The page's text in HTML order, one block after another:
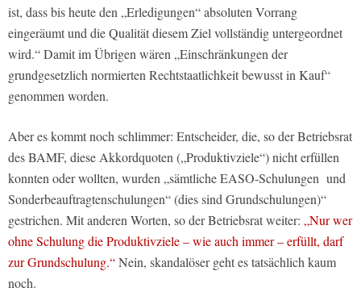
ist, dass bis heute den „Erledigungen“ absoluten Vorrang
eingeräumt und die Qualität diesem Ziel vollständig untergeordnet
wird.“ Damit im Übrigen wären „Einschränkungen der
grundgesetzlich normierten Rechtstaatlichkeit bewusst in Kauf“
genommen worden.
Aber es kommt noch schlimmer: Entscheider, die, so der Betriebsrat
des BAMF, diese Akkordquoten („Produktivziele“) nicht erfüllen
konnten oder wollten, wurden „sämtliche EASO-Schulungen und
Sonderbeauftragtenschulungen“ (dies sind Grundschulungen)“
gestrichen. Mit anderen Worten, so der Betriebsrat weiter: „Nur wer
ohne Schulung die Produktivziele – wie auch immer – erfüllt, darf
zur Grundschulung.“Nein, skandalöser geht es tatsächlich kaum
noch.